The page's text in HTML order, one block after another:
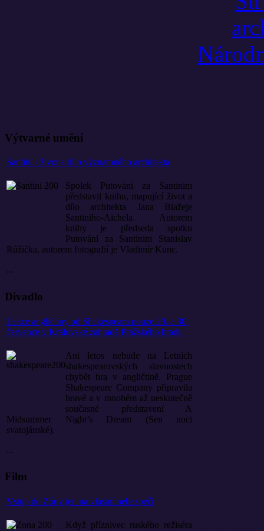
Výtvarné umění
Santini - život a dílo významného architekta
Spolek Putování za Santinim
představil knihu, mapující život a
dílo architekta Jana Blažeje
Santiniho-Aichela. Autorem
knihy je předseda spolku
Putování za Santinim Stanislav
Růžička, autorem fotografií je Vladimír Kunc.
...
Divadlo
Lekce angličtiny od Shakespeara pouze 29. a 30.
července v Královské zahradě Pražského hradu
Ani letos nebude na Letních
shakespearovských slavnostech
chybět hra v angličtině. Prague
Shakespeare Company připravila
hravé a v mnohém až neskutečně
současné představení A
Midsummer Night’s Dream (Sen noci
svatojánské).
...
Film
Vstup do Zóny jen na vlastní nebezpečí
Když příznivec ruského režiséra